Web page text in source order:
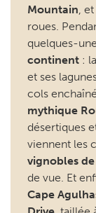
continent
:
et ses
cols
mythique
désertiques
viennent les
vignobles
de vue. Et
Cape
Drive, taillée
manchots :
chaque